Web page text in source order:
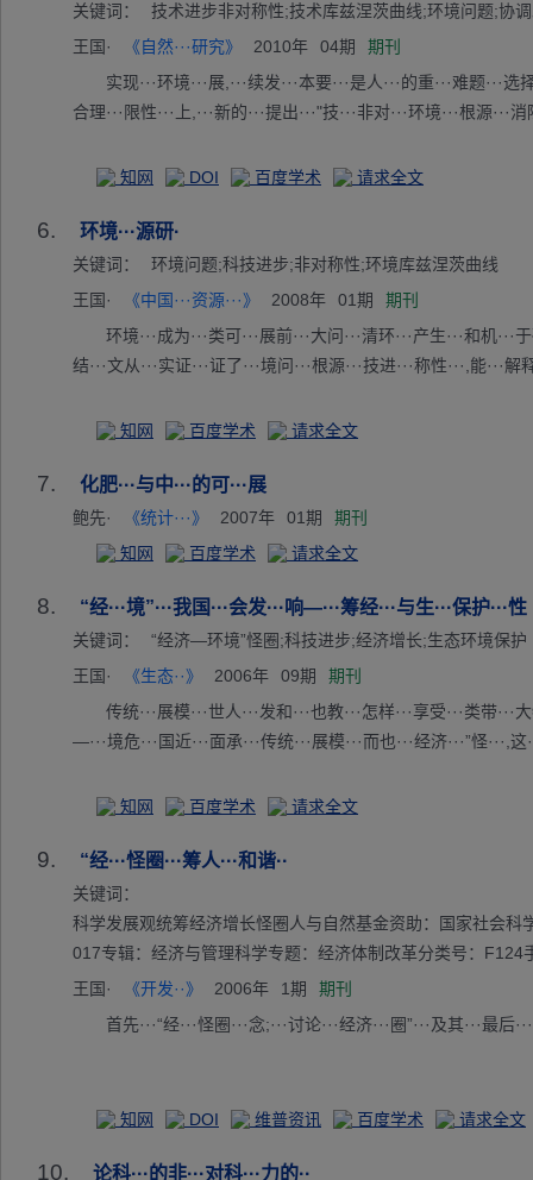
关键词：
技术进步非对称性;技术库兹涅茨曲线;环境问题;协
王国·
《自然···研究》 2010年 04期
期刊
实现···环境···展,···续发···本要···是人···的重···难题···选
合理···限性···上,···新的···提出···"技···非对···环境···根源···
知网 DOI 百度学术 请求全文
6. 环境···源研·
关键词：
环境问题;科技进步;非对称性;环境库兹涅茨曲线
王国·
《中国···资源···》 2008年 01期
期刊
环境···成为···类可···展前···大问···清环···产生···和机···
结···文从···实证···证了···境问···根源···技进···称性···,能···
知网 百度学术 请求全文
7. 化肥···与中···的可···展
鲍先· 《统计···》 2007年 01期
期刊
知网
百度学术 请求全文
8. “经···境”···我国···会发···响—···筹经···与生···保护···性
关键词：
“经济—环境”怪圈;科技进步;经济增长;生态环境保护
王国·
《生态··》 2006年 09期
期刊
传统···展模···世人···发和···也教···怎样···享受···类带···
—···境危···国近···面承···传统···展模···而也···经济···”怪···,
知网 百度学术 请求全文
9. “经···怪圈···筹人···和谐··
关键词：
科学发展观统筹经济增长怪圈人与自然基金资助：国家社会
017专辑：经济与管理科学专题：经济体制改革分类号：F124
王国·
《开发··》 2006年 1期
期刊
首先···“经···怪圈···念;···讨论···经济···圈”···及其···最后
知网 DOI 维普资讯 百度学术 请求全文
10. 论科···的非···对科···力的··